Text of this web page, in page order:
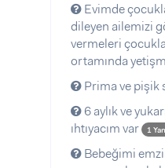
Evimde
dileyen ailemizi
vermeleri
ortamında
Prima ve pişik
6 aylık ve
ıhtıyacım var
1
Bebeğimi